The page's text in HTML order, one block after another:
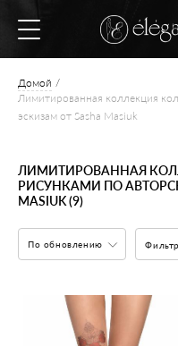
Домой
Лимитированная коллекция
эскизам от Sasha Masiuk
ЛИМИТИРОВАННАЯ
РИСУНКАМИ ПО
MASIUK (9)
По обновлению